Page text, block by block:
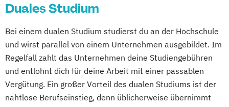
Duales Studium
Bei einem dualen Studium studierst du an der Hochschule
und wirst parallel von einem Unternehmen ausgebildet. Im
Regelfall zahlt das Unternehmen deine Studiengebühren
und entlohnt dich für deine Arbeit mit einer passablen
Vergütung. Ein großer Vorteil des dualen Studiums ist der
nahtlose Berufseinstieg, denn üblicherweise übernimmt